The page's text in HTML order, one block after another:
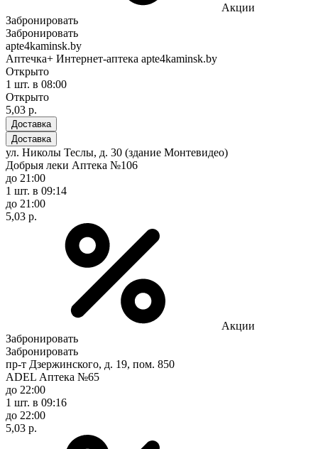
Акции
Забронировать
Забронировать
apte4kaminsk.by
Аптечка+ Интернет-аптека apte4kaminsk.by
Открыто
1 шт. в 08:00
Открыто
5,03 р.
Доставка
Доставка
ул. Николы Теслы, д. 30 (здание Монтевидео)
Добрыя леки Аптека №106
до 21:00
1 шт. в 09:14
до 21:00
5,03 р.
Акции
Забронировать
Забронировать
пр-т Дзержинского, д. 19, пом. 850
ADEL Аптека №65
до 22:00
1 шт. в 09:16
до 22:00
5,03 р.